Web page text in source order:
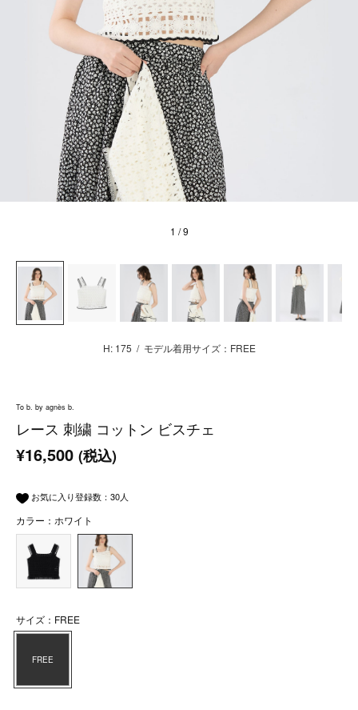
1 / 9
H: 175 / モデル着用サイズ：FREE
To b. by agnès b.
レース 刺繍 コットン ビスチェ
¥16,500 (税込)
お気に入り登録数： 30人
カラー：ホワイト
サイズ：FREE
FREE